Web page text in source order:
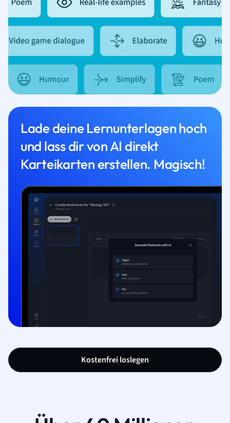
Lade deine Lernunterlagen hoch
und lass dir von AI direkt
Karteikarten erstellen. Magisch!
Kostenfrei loslegen